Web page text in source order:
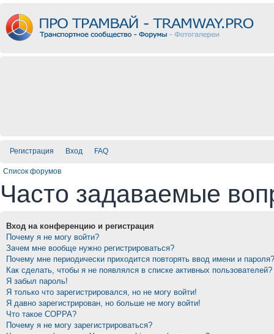
Регистрация Вход FAQ
Список форумов
Часто задаваемые
Вход на конференцию и регистрация
Почему я не могу войти?
Зачем мне вообще нужно регистрироваться?
Почему мне периодически приходится повторять ввод имени и пароля?
Как сделать, чтобы я не появлялся в списке активных пользователей?
Я забыл пароль!
Я только что зарегистрировался, но не могу войти!
Я давно зарегистрирован, но больше не могу войти!
Что такое COPPA?
Почему я не могу зарегистрироваться?